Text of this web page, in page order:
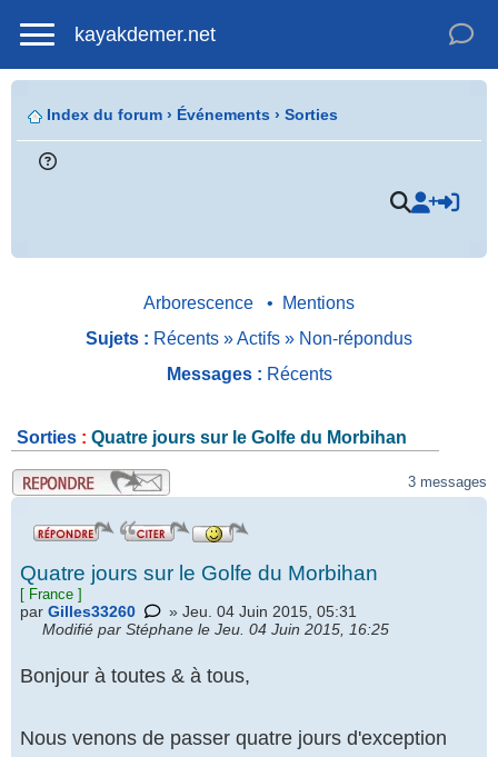
kayakdemer.net
Index du forum › Événements › Sorties
Arborescence •
Mentions
Sujets : Récents »Actifs » Non-répondus
Messages : Récents
Sorties : Quatre jours sur le Golfe du Morbihan
.
3 messages
Quatre jours sur le Golfe du Morbihan
[ France ]
par Gilles33260
» Jeu. 04 Juin 2015, 05:31
Modifié par Stéphane le Jeu. 04 Juin 2015, 16:25
Bonjour à toutes & à tous,
Nous venons de passer quatre jours d'exception